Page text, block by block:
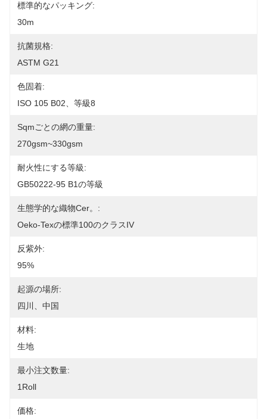
標準的なパッキング:
30m
抗菌規格:
ASTM G21
色固着:
ISO 105 B02、等級8
Sqmごとの網の重量:
270gsm~330gsm
耐火性にする等級:
GB50222-95 B1の等級
生態学的な織物Cer。:
Oeko-Texの標準100のクラスIV
反紫外:
95%
起源の場所:
四川、中国
材料:
生地
最小注文数量:
1Roll
価格: